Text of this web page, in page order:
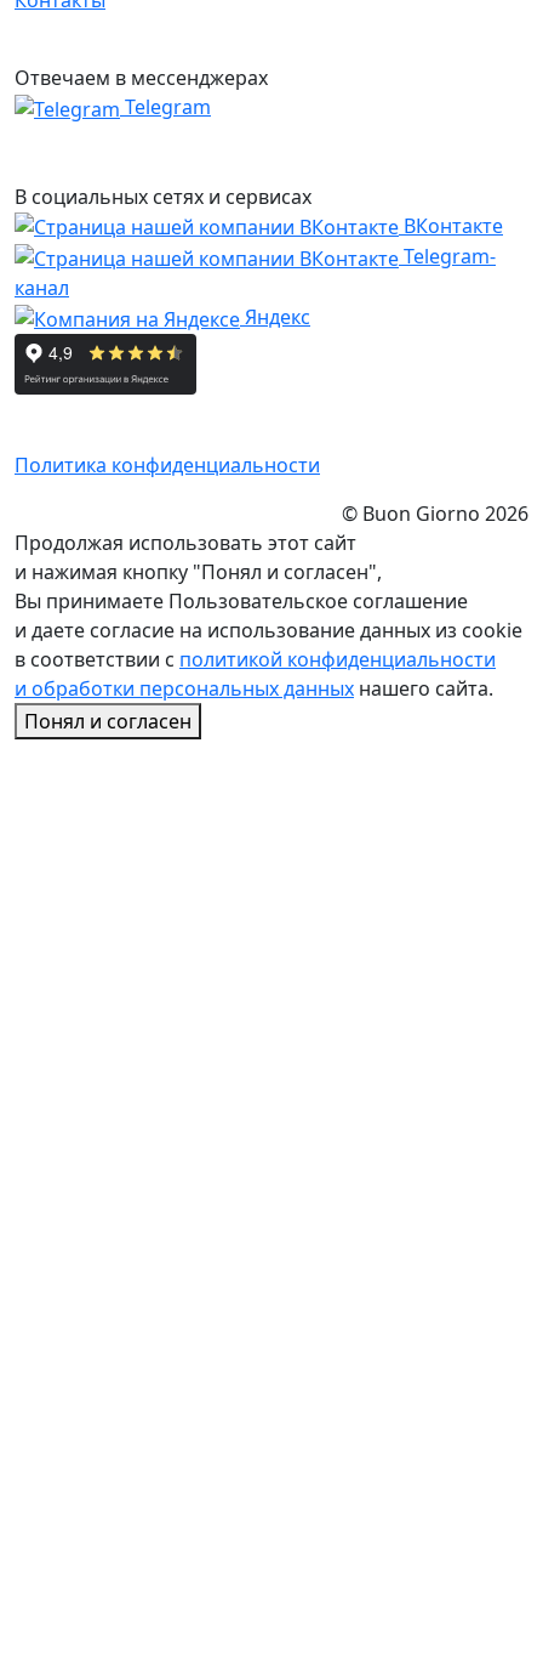
Отвечаем в мессенджерах
Telegram
В социальных сетях и сервисах
ВКонтакте
Telegram-
канал
Яндекс
Политика конфиденциальности
© Buon Giorno 2026
Продолжая использовать этот сайт
и нажимая кнопку "Понял и согласен",
Вы принимаете Пользовательское соглашение
и даете согласие на использование данных из cookie
в соответствии с политикой конфиденциальности
и обработки персональных данных нашего сайта.
Понял и согласен